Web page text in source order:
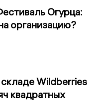
Огурца:
организацию?
Wildberries
квадратных